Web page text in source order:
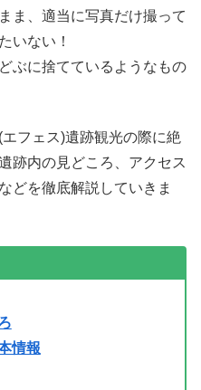
ま、適当に写真だけ撮って
いない！
ぶに捨てているようなもの
フェス)遺跡観光の際に絶
跡内の見どころ、アクセス
どを徹底解説していきま
情報